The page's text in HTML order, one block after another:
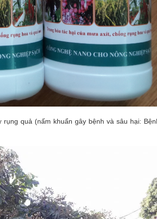
quả (nấm khuẩn gây bệnh và sâu hại: